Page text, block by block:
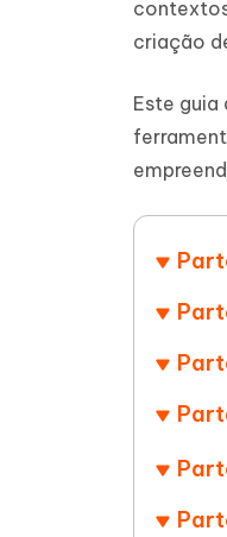
Ver todos
Celular
Alterar a
Recuperar
rápida e
criação
Este